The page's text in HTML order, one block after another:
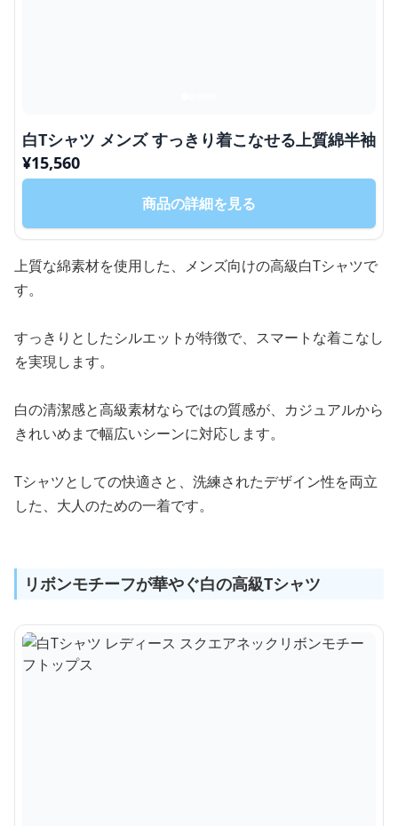
白Tシャツ メンズ すっきり着こなせる上質綿半袖
¥15,560
商品の詳細を見る
上質な綿素材を使用した、メンズ向けの高級白Tシャツで
す。
すっきりとしたシルエットが特徴で、スマートな着こなし
を実現します。
白の清潔感と高級素材ならではの質感が、カジュアルから
きれいめまで幅広いシーンに対応します。
Tシャツとしての快適さと、洗練されたデザイン性を両立
した、大人のための一着です。
リボンモチーフが華やぐ白の高級Tシャツ